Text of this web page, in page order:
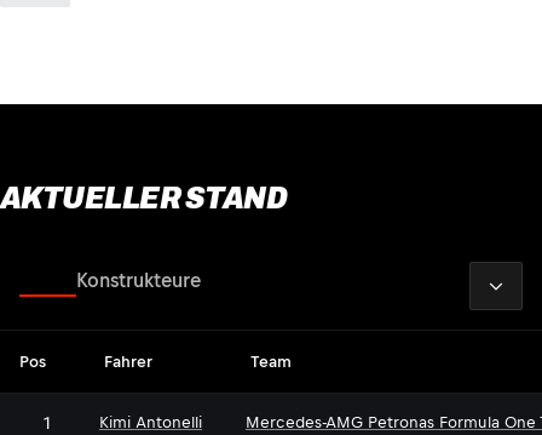
AKTUELLER STAND
Konstrukteure
Pos Fahrer Team
1 Kimi Antonelli Mercedes-AMG Petronas Formula One